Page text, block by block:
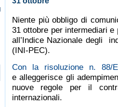
Niente più obbligo di
31 ottobre per intermediari e
all’Indice Nazionale degli
(INI-PEC).
Con la risoluzione n. 88/
e alleggerisce gli
nuove regole per il
internazionali.